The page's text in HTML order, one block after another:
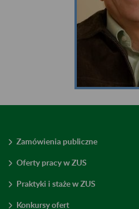
Zamówienia publiczne
Oferty pracy w ZUS
Praktyki i staże w ZUS
Konkursy ofert